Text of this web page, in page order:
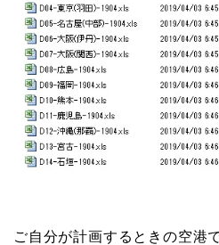
ご自分が計画するときの空港